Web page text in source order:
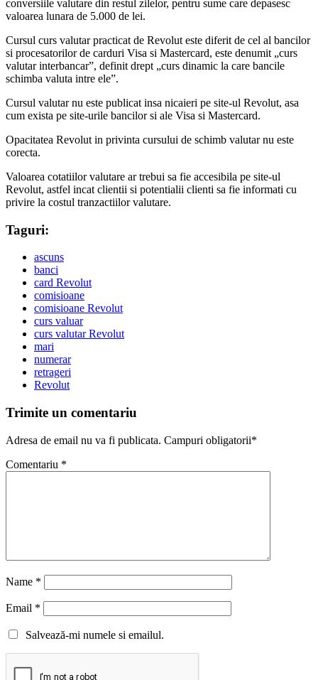
conversiile valutare din restul zilelor, pentru sume care depasesc
valoarea lunara de 5.000 de lei.
Cursul curs valutar practicat de Revolut este diferit de cel al bancilor
si procesatorilor de carduri Visa si Mastercard, este denumit „curs
valutar interbancar”, definit drept „curs dinamic la care bancile
schimba valuta intre ele”.
Cursul valutar nu este publicat insa nicaieri pe site-ul Revolut, asa
cum exista pe site-urile bancilor si ale Visa si Mastercard.
Opacitatea Revolut in privinta cursului de schimb valutar nu este
corecta.
Valoarea cotatiilor valutare ar trebui sa fie accesibila pe site-ul
Revolut, astfel incat clientii si potentialii clienti sa fie informati cu
privire la costul tranzactiilor valutare.
Taguri:
ascuns
banci
card Revolut
comisioane
comisioane Revolut
curs valuar
curs valutar Revolut
mari
numerar
retrageri
Revolut
Trimite un comentariu
Adresa de email nu va fi publicata. Campuri obligatorii*
Comentariu *
Name *
Email *
Salvează-mi numele si emailul.